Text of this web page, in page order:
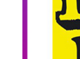
Artecycle a
offrir des
l’inauguration